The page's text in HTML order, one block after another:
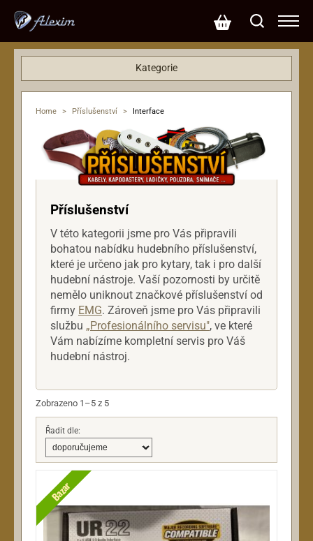
Home > Příslušenství > Interface
Příslušenství
V této kategorii jsme pro Vás připravili
bohatou nabídku hudebního příslušenství,
které je určeno jak pro kytary, tak i pro další
hudební nástroje. Vaší pozornosti by určitě
nemělo uniknout značkové příslušenství od
firmy EMG. Zároveň jsme pro Vás připravili
službu „Profesionálního servisu", ve které
Vám nabízíme kompletní servis pro Váš
hudební nástroj.
Zobrazeno 1–5 z 5
Řadit dle:
Bazar
Kategorie
Basové kytary
Efekty
Hardware
Klávesy
Ostatní nástroje
PA systémy
Příslušenství
Bezdrátové wireless systémy
Chránič proti zpětné vazbě
Interface
Kabely a jacky
Kapodastry
Ladičky a metronomy
Pouzdra
Přepínače pedálové
Popruhy a řemeny
Stojany
Trsátka
Rekordéry
Reproboxy